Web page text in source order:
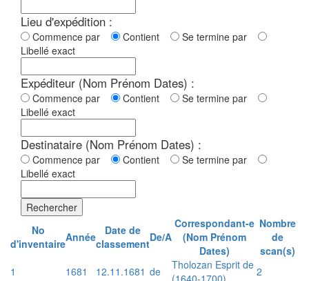
Lieu d'expédition :
Commence par Contient
Se termine par
Libellé exact
Expéditeur (Nom Prénom Dates) :
Commence par Contient
Se termine par
Libellé exact
Destinataire (Nom Prénom Dates) :
Commence par Contient
Se termine par
Libellé exact
Rechercher
No
d'inventaireAnnée
Date de
classementDe/A
Correspondant-e
(Nom Prénom
Dates)
Nombre
de
scan(s)
1
1681 12.11.1681 de
Tholozan Esprit de
(1640-1700)
2